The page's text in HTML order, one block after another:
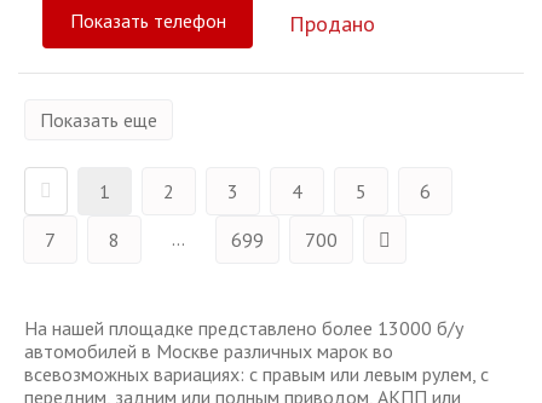
Показать телефон Продано
Показать еще
1 2 3 4 5
6
7
8 ... 699 700
На нашей площадке представлено более 13000 б/у
автомобилей в Москве различных марок во
всевозможных вариациях: с правым или левым рулем, с
передним, задним или полным приводом, АКПП или